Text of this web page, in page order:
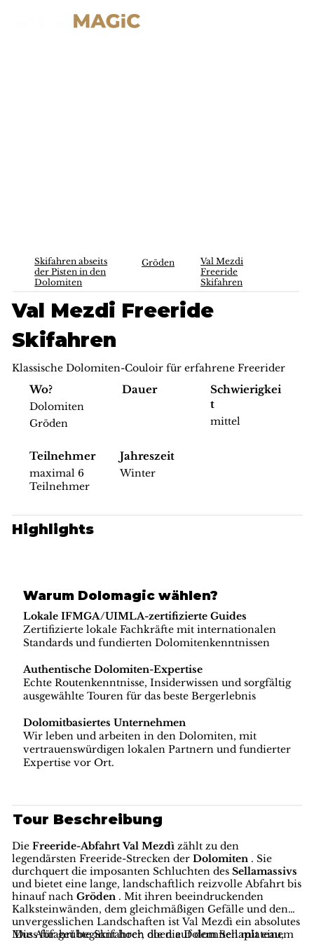
Skifahren abseits
der Pisten in den
Dolomiten
Gröden
Val Mezdi
Freeride
Skifahren
Val Mezdi Freeride
Skifahren
Klassische Dolomiten-Couloir für erfahrene Freerider
Wo?
Dolomiten
Gröden
Dauer
Schwierigkei
t
mittel
Teilnehmer
maximal 6
Teilnehmer
Jahreszeit
Winter
Highlights
Warum Dolomagic wählen?
Lokale IFMGA/UIMLA-zertifizierte Guides
Zertifizierte lokale Fachkräfte mit internationalen
Standards und fundierten Dolomitenkenntnissen
Authentische Dolomiten-Expertise
Echte Routenkenntnisse, Insiderwissen und sorgfältig
ausgewählte Touren für das beste Bergerlebnis
Dolomitbasiertes Unternehmen
Wir leben und arbeiten in den Dolomiten, mit
vertrauenswürdigen lokalen Partnern und fundierter
Expertise vor Ort.
Tour Beschreibung
DieFreeride-Abfahrt Val Mezdì zählt zu den
legendärsten Freeride-Strecken derDolomiten . Sie
durchquert die imposanten Schluchten desSellamassivs
und bietet eine lange, landschaftlich reizvolle Abfahrt bis
hinauf nachGröden . Mit ihren beeindruckenden
Kalksteinwänden, dem gleichmäßigen Gefälle und den
unvergesslichen Landschaften ist Val Mezdì ein absolutes
Muss für geübte Skifahrer, die die Dolomiten mit einem
Die Abfahrt beginnt hoch oben auf dem Sellaplateau,